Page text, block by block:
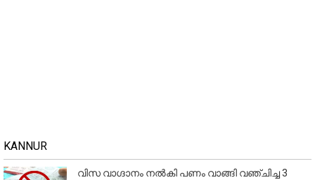
KANNUR
വിസ വാഗ്ദാനം നൽകി പണം വാങ്ങി വഞ്ചിച്ച 3